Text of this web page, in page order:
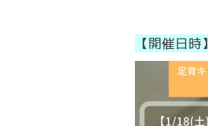
【開催日時】